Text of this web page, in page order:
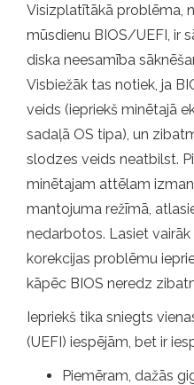
Visizplatītākā problēma,
mūsdienu BIOS/UEFI, ir
diska neesamība
Visbiežāk tas notiek, ja
veids (iepriekš minētajā
sadaļā OS tipa), un
slodzes veids neatbilst.
minētajam attēlam
mantojuma režīmā,
nedarbotos. Lasiet
korekcijas problēmu
kāpēc BIOS neredz
Iepriekš tika sniegts
(UEFI) iespējām, bet ir
Piemēram, dažās